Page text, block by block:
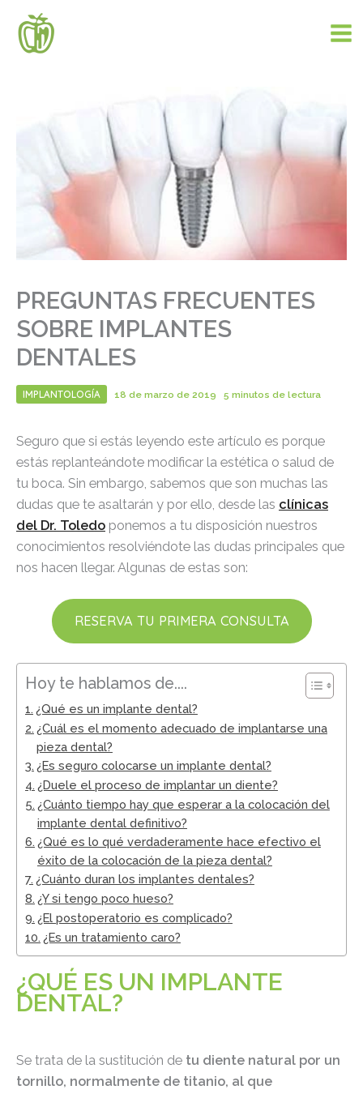
contenido
PREGUNTAS FRECUENTES
SOBRE IMPLANTES
DENTALES
IMPLANTOLOGÍA 18 de marzo de 2019 5 minutos de lectura
Seguro que si estás leyendo este artículo es porque
estás replanteándote modificar la estética o salud de
tu boca. Sin embargo, sabemos que son muchas las
dudas que te asaltarán y por ello, desde las clínicas
del Dr. Toledo ponemos a tu disposición nuestros
conocimientos resolviéndote las dudas principales que
nos hacen llegar. Algunas de estas son:
RESERVA TU PRIMERA CONSULTA
Hoy te hablamos de....
¿Qué es un implante dental?
¿Cuál es el momento adecuado de implantarse una
pieza dental?
¿Es seguro colocarse un implante dental?
¿Duele el proceso de implantar un diente?
¿Cuánto tiempo hay que esperar a la colocación del
implante dental definitivo?
¿Qué es lo qué verdaderamente hace efectivo el
éxito de la colocación de la pieza dental?
¿Cuánto duran los implantes dentales?
¿Y si tengo poco hueso?
¿El postoperatorio es complicado?
¿Es un tratamiento caro?
¿QUÉ ES UN IMPLANTE
DENTAL?
Se trata de la sustitución de tu diente natural por un
tornillo, normalmente de titanio, al que